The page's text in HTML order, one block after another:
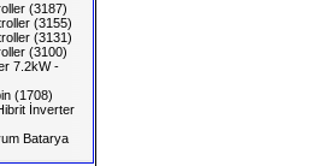
(3187)
(3155)
(3131)
(3100)
7.2kW -
(1708)
İnverter
Batarya